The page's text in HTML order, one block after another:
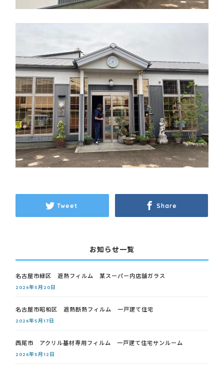
Tweet Share
お知らせ一覧
名古屋市緑区 遮熱フィルム 某スーパー内店舗ガラス
2026年5月20日
名古屋市昭和区 遮熱断熱フィルム 一戸建て住宅
2026年5月17日
西尾市 アクリル基材専用フィルム 一戸建て住宅サンルーム
2026年5月12日